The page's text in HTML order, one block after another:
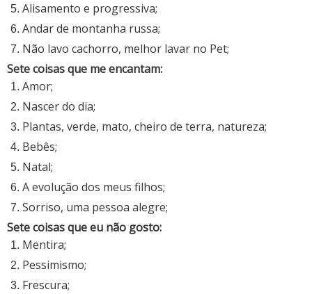
Alisamento e progressiva;
Andar de montanha russa;
Não lavo cachorro, melhor lavar no Pet;
Sete coisas que me encantam:
Amor;
Nascer do dia;
Plantas, verde, mato, cheiro de terra, natureza;
Bebês;
Natal;
A evolução dos meus filhos;
Sorriso, uma pessoa alegre;
Sete coisas que eu não gosto:
Mentira;
Pessimismo;
Frescura;